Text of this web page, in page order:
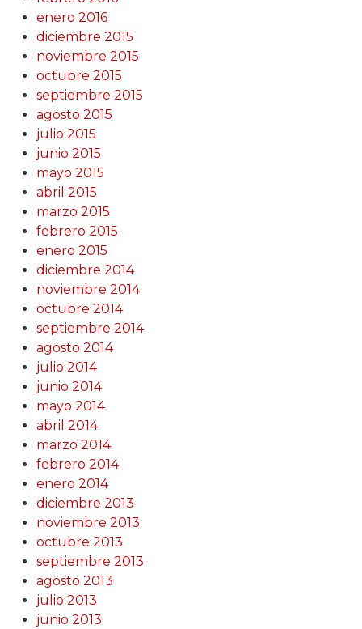
enero 2016
diciembre 2015
noviembre 2015
octubre 2015
septiembre 2015
agosto 2015
julio 2015
junio 2015
mayo 2015
abril 2015
marzo 2015
febrero 2015
enero 2015
diciembre 2014
noviembre 2014
octubre 2014
septiembre 2014
agosto 2014
julio 2014
junio 2014
mayo 2014
abril 2014
marzo 2014
febrero 2014
enero 2014
diciembre 2013
noviembre 2013
octubre 2013
septiembre 2013
agosto 2013
julio 2013
junio 2013